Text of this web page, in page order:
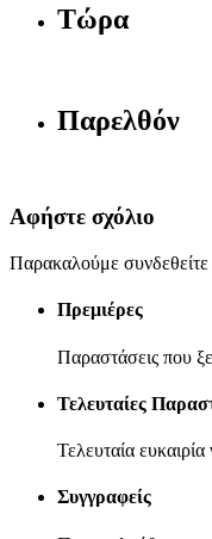
Τώρα
Παρελθόν
Αφήστε σχόλιο
Παρακαλούμε συνδεθείτε
Πρεμιέρες
Παραστάσεις που
Τελευταίες
Τελευταία
Συγγραφείς